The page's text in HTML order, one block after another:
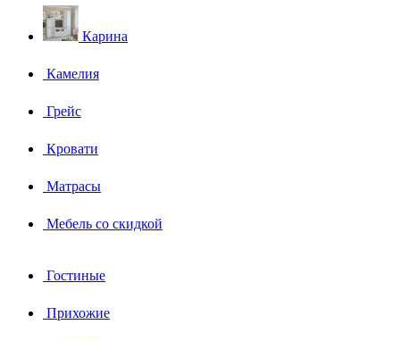
Карина
Камелия
Грейс
Кровати
Матрасы
Мебель со скидкой
Гостиные
Прихожие